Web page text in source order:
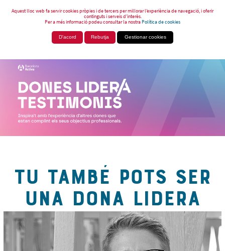
Aquest lloc web fa servir cookies pròpies i de tercers per millorar l’experiència de navegació, i oferir
continguts i serveis d’interès.
Per a més informació podeu consultar la nostraPolítica de cookies
D'acord Rebutja Gestionar cookies
TU TAMBÉ POTS SER
UNA DONA LIDERA